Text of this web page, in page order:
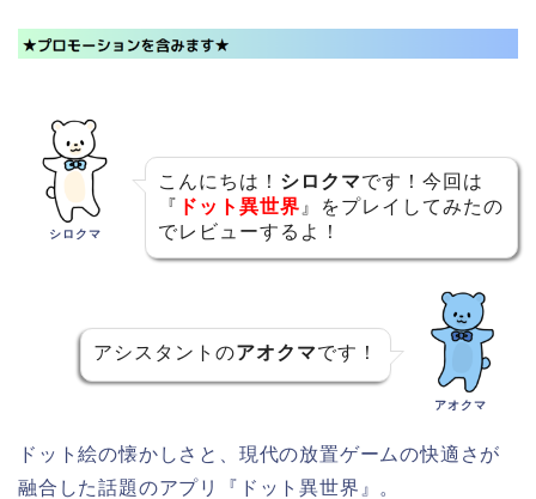
シロクマ
こんにちは！ シロクマです！今回は
『 ドット異世界 』をプレイしてみたの
でレビューするよ！
アシスタントのアオクマです！
アオクマ
ドット絵の懐かしさと、現代の放置ゲームの快適さが
融合した話題のアプリ『ドット異世界』。